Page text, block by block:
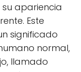
su apariencia
Este
significado
normal,
llamado